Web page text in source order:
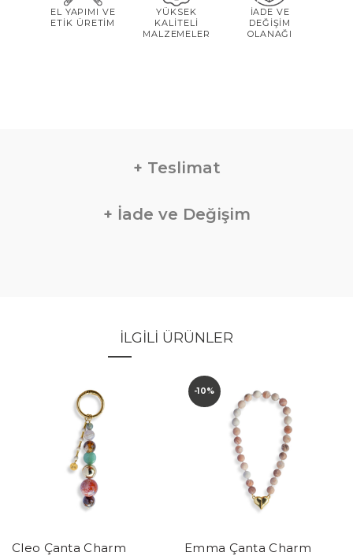
EL YAPIMI VE
ETİK ÜRETİM
YÜKSEK
KALİTELİ
MALZEMELER
İADE VE
DEĞİŞİM
OLANAĞI
Teslimat
İade ve Değişim
İLGILI ÜRÜNLER
Cleo Çanta Charm
-10%
Emma Çanta Charm